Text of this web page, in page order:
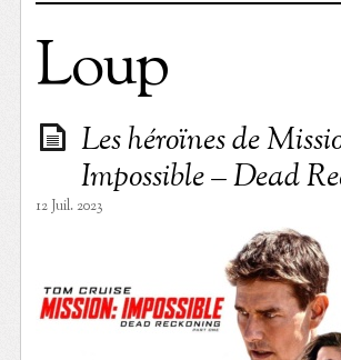
Loup
Les héroïnes de
Impossible – Dead
12 Juil. 2023